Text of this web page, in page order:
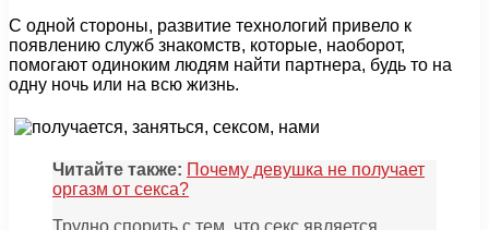
С одной стороны, развитие технологий привело к
появлению служб знакомств, которые, наоборот,
помогают одиноким людям найти партнера, будь то на
одну ночь или на всю жизнь.
Читайте также: Почему девушка не получает
оргазм от секса?
Трудно спорить с тем, что секс является